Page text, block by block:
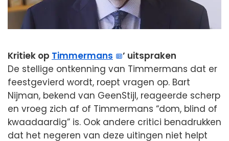
Kritiek op Timmermans
’ uitspraken
De stellige ontkenning van Timmermans dat er
feestgevierd wordt, roept vragen op. Bart
Nijman, bekend van GeenStijl, reageerde scherp
en vroeg zich af of Timmermans “dom, blind of
kwaadaardig” is. Ook andere critici benadrukken
dat het negeren van deze uitingen niet helpt